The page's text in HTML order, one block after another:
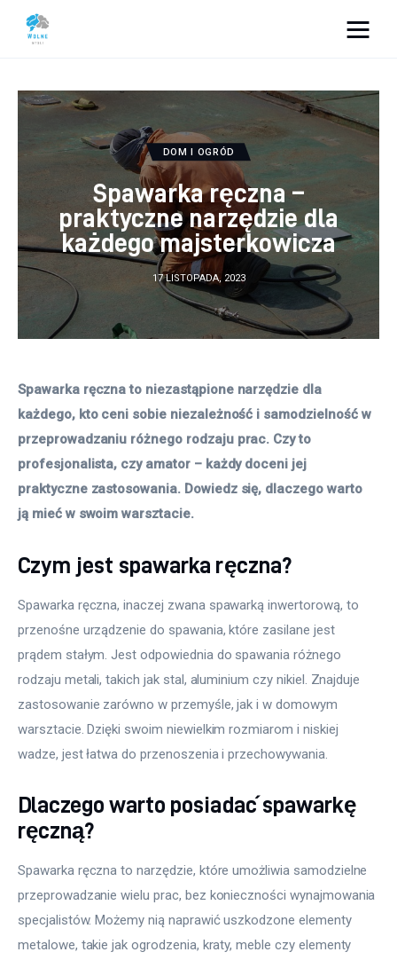
Biznes
Dom i ogród
Uroda
Zdrowie
Więcej
DOM I OGRÓD
Spawarka ręczna –
praktyczne narzędzie dla
każdego majsterkowicza
17 LISTOPADA, 2023
Spawarka ręczna to niezastąpione narzędzie dla
każdego, kto ceni sobie niezależność i samodzielność w
przeprowadzaniu różnego rodzaju prac. Czy to
profesjonalista, czy amator – każdy doceni jej
praktyczne zastosowania. Dowiedz się, dlaczego warto
ją mieć w swoim warsztacie.
Czym jest spawarka ręczna?
Spawarka ręczna, inaczej zwana spawarką inwertorową, to
przenośne urządzenie do spawania, które zasilane jest
prądem stałym. Jest odpowiednia do spawania różnego
rodzaju metali, takich jak stal, aluminium czy nikiel. Znajduje
zastosowanie zarówno w przemyśle, jak i w domowym
warsztacie. Dzięki swoim niewielkim rozmiarom i niskiej
wadze, jest łatwa do przenoszenia i przechowywania.
Dlaczego warto posiadać spawarkę
ręczną?
Spawarka ręczna to narzędzie, które umożliwia samodzielne
przeprowadzanie wielu prac, bez konieczności wynajmowania
specjalistów. Możemy nią naprawić uszkodzone elementy
metalowe, takie jak ogrodzenia, kraty, meble czy elementy